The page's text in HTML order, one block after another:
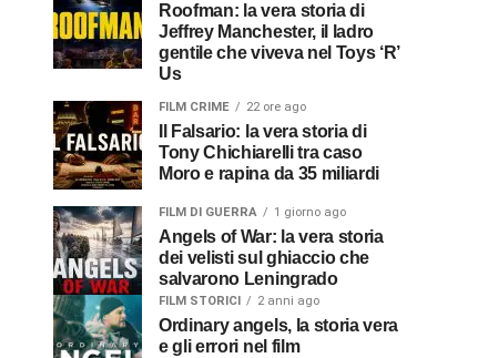
Roofman: la vera storia di
Jeffrey Manchester, il ladro
gentile che viveva nel Toys ‘R’
Us
FILM CRIME 22 ore ago
Tony Chichiarelli tra caso
Moro e rapina da 35 miliardi
FILM DI GUERRA 1 giorno ago
Angels of War: la vera storia
dei velisti sul ghiaccio che
salvarono Leningrado
FILM STORICI 2 anni ago
Ordinary angels, la storia vera
e gli errori nel film